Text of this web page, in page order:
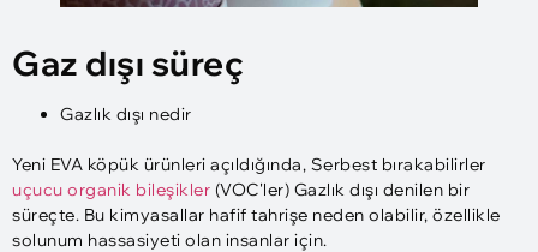
Gaz dışı süreç
Gazlık dışı nedir
Yeni EVA köpük ürünleri açıldığında, Serbest bırakabilirler
uçucu organik bileşikler (VOC'ler) Gazlık dışı denilen bir
süreçte. Bu kimyasallar hafif tahrişe neden olabilir, özellikle
solunum hassasiyeti olan insanlar için.